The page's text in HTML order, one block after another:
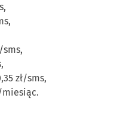
sms,
zł/sms,
miesiąc.